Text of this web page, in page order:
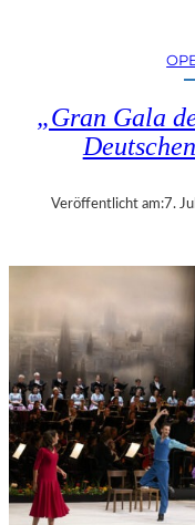
„Gran Gala
Veröffentlicht am:7.